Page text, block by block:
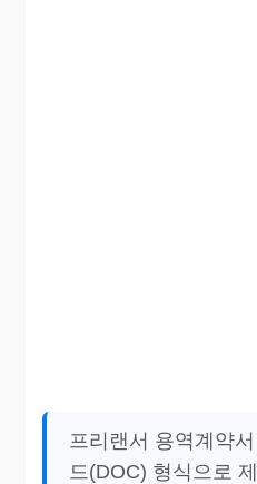
프리랜서 용역계약
드(DOC) 형식으로